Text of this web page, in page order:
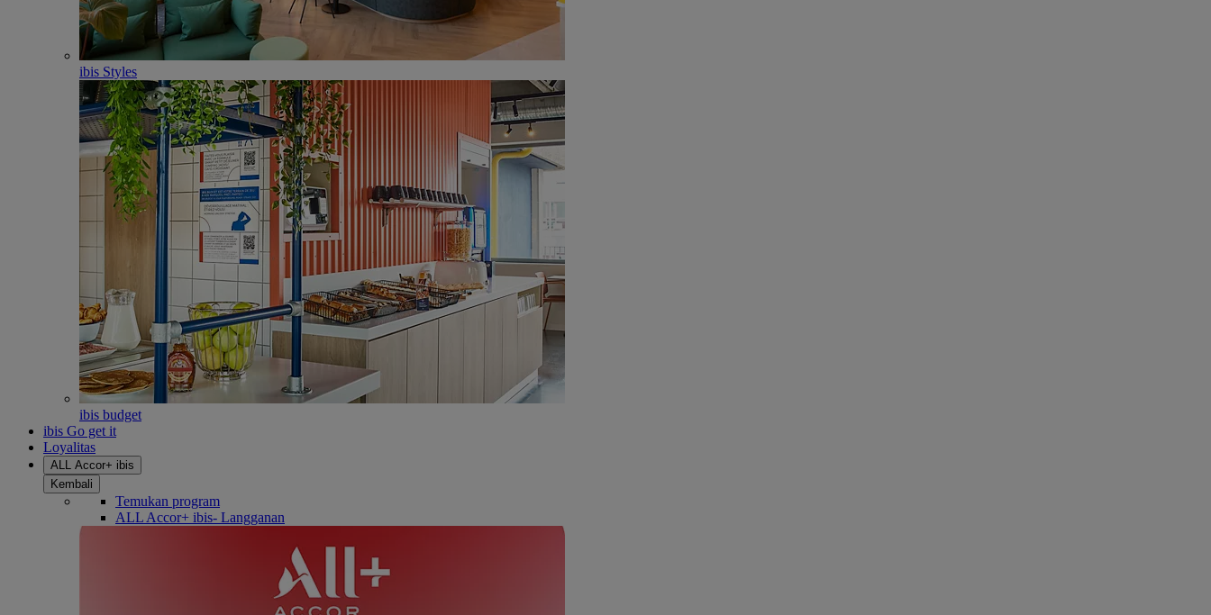
ibis Styles
ibis budget
ibis Go get it
Loyalitas
ALL Accor+ ibis
Kembali
Temukan program
ALL Accor+ ibis- Langganan